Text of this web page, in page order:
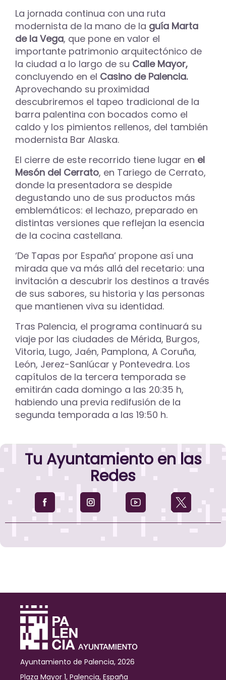
La jornada continua con una ruta
modernista de la mano de la guía Marta
de la Vega, que pone en valor el
importante patrimonio arquitectónico de
la ciudad a lo largo de su Calle Mayor,
concluyendo en el Casino de Palencia.
Aprovechando su proximidad
descubriremos el tapeo tradicional de la
barra palentina con bocados como el
caldo y los pimientos rellenos, del también
modernista Bar Alaska.
El cierre de este recorrido tiene lugar en el
Mesón del Cerrato, en Tariego de Cerrato,
donde la presentadora se despide
degustando uno de sus productos más
emblemáticos: el lechazo, preparado en
distintas versiones que reflejan la esencia
de la cocina castellana.
‘De Tapas por España’ propone así una
mirada que va más allá del recetario: una
invitación a descubrir los destinos a través
de sus sabores, su historia y las personas
que mantienen viva su identidad.
Tras Palencia, el programa continuará su
viaje por las ciudades de Mérida, Burgos,
Vitoria, Lugo, Jaén, Pamplona, A Coruña,
León, Jerez-Sanlúcar y Pontevedra. Los
capítulos de la tercera temporada se
emitirán cada domingo a las 20:35 h,
habiendo una previa redifusión de la
segunda temporada a las 19:50 h.
Tu Ayuntamiento en las
Redes
Ayuntamiento de Palencia, 2026
Plaza Mayor 1, Palencia, España